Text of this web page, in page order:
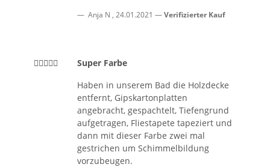
Anja N , 24.01.2021 Verifizierter Kauf
Super Farbe
Haben in unserem Bad die Holzdecke
entfernt, Gipskartonplatten
angebracht, gespachtelt, Tiefengrund
aufgetragen, Fliestapete tapeziert und
dann mit dieser Farbe zwei mal
gestrichen um Schimmelbildung
vorzubeugen.